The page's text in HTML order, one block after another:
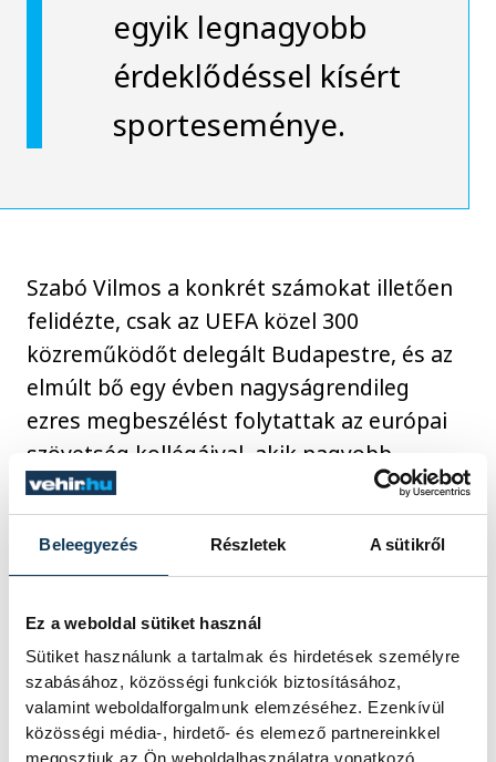
Beleegyezés Részletek A sütikről
Ez a weboldal sütiket használ
Sütiket használunk a tartalmak és hirdetések személyre
szabásához, közösségi funkciók biztosításához,
valamint weboldalforgalmunk elemzéséhez. Ezenkívül
közösségi média-, hirdető- és elemező partnereinkkel
egyik legnagyobb
érdeklődéssel kísért
sporteseménye.
Szabó Vilmos a konkrét számokat illetően
felidézte, csak az UEFA közel 300
közreműködőt delegált Budapestre, és az
elmúlt bő egy évben nagyságrendileg
ezres megbeszélést folytattak az európai
szövetség kollégáival, akik nagyobb
küldöttséggel tavaly kétszer, idén egyszer
tartottak személyes bejárást a fináléra
készülve. A projektvezető hangsúlyozta
szállítás, a közlekedés, a transzferek,
fontosságát, elsősorban a repülőteret
illetően.
Mint mondta, Budapestre több mint 2600